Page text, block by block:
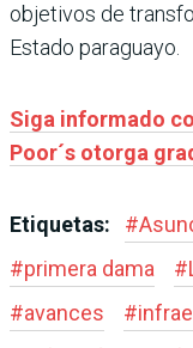
objetivos de
Estado paraguayo.
Siga informado
Poor´s otorga
Etiquetas: #
#primera dama #
#avances #